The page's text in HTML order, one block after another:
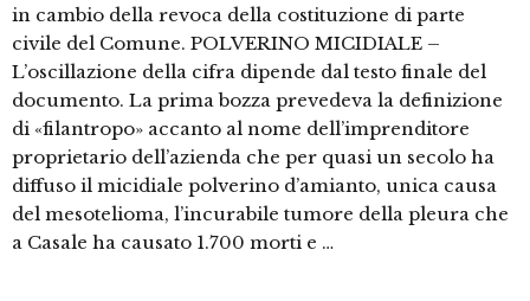
in cambio della revoca della costituzione di parte
civile del Comune. POLVERINO MICIDIALE –
L’oscillazione della cifra dipende dal testo finale del
documento. La prima bozza prevedeva la definizione
di «filantropo» accanto al nome dell’imprenditore
proprietario dell’azienda che per quasi un secolo ha
diffuso il micidiale polverino d’amianto, unica causa
del mesotelioma, l’incurabile tumore della pleura che
a Casale ha causato 1.700 morti e …